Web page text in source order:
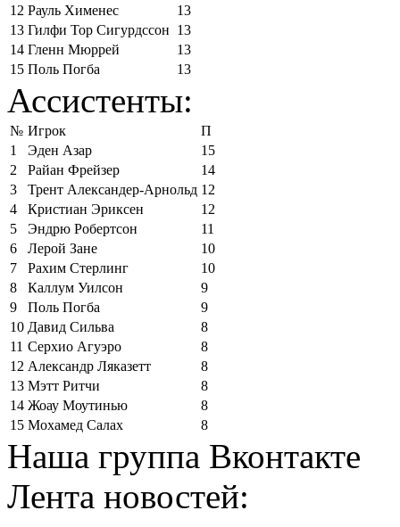
12 Рауль Хименес
13
13 Гилфи Тор Сигурдссон 13
14 Гленн Мюррей
13
15 Поль Погба 13
Ассистенты:
№ Игрок
П
1
Эден Азар
15
2
Райан Фрейзер
14
3
Трент Александер-Арнольд 12
4
Кристиан Эриксен
12
5
Эндрю Робертсон
11
6
Лерой Зане
10
7
Рахим Стерлинг
10
8
Каллум Уилсон
9
9
Поль Погба
9
10 Давид Сильва
8
11 Серхио Агуэро
8
12 Александр Ляказетт
8
13 Мэтт Ритчи
8
14 Жоау Моутинью
8
15 Мохамед Салах 8
Наша группа Вконтакте
Лента новостей: